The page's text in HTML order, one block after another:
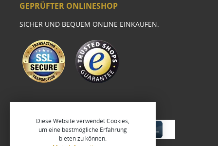
GEPRÜFTER ONLINESHOP
SICHER UND BEQUEM ONLINE EINKAUFEN.
Diese Website verwendet Cookies,
um eine bestmögliche Erfahrung
bieten zu können.